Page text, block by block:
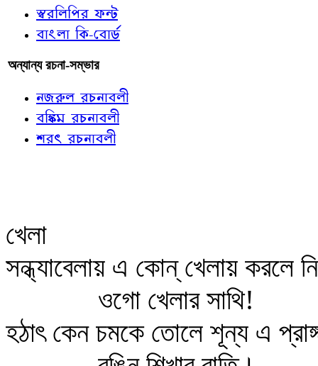
স্বরলিপির ফন্ট
বাংলা কি-বোর্ড
অন্যান্য রচনা-সম্ভার
নজরুল রচনাবলী
বঙ্কিম রচনাবলী
শরৎ রচনাবলী
খেলা
সন্ধ্যাবেলায় এ কোন্‌ খেলায় করলে
ওগো খেলার সাথি!
হঠাৎ কেন চমকে তোলে শূন্য এ